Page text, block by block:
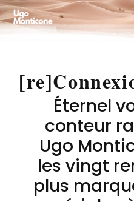
Éternel
conteur
Ugo
les vingt
plus